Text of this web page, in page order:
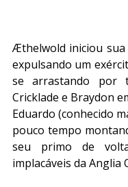
Æthelwold iniciou sua
expulsando um
se arrastando por
Cricklade e Braydon
Eduardo (conhecido
pouco tempo
seu primo de
implacáveis da Anglia